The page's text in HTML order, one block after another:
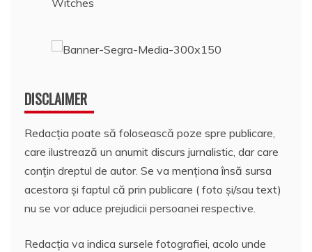
DISCLAIMER
Redacția poate să folosească poze spre publicare,
care ilustrează un anumit discurs jurnalistic, dar care
conțin dreptul de autor. Se va menționa însă sursa
acestora și faptul că prin publicare ( foto și/sau text)
nu se vor aduce prejudicii persoanei respective.
Redacția va indica sursele fotografiei, acolo unde